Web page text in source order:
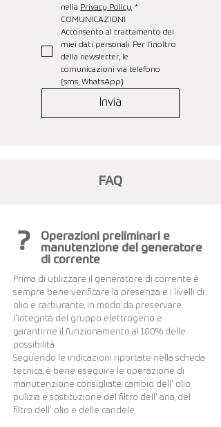
nella Privacy Policy. *
COMUNICAZIONI
Acconsento al trattamento dei
miei dati personali. Per l’inoltro
della newsletter, le
comunicazioni via telefono
(sms, WhatsApp)
Invia
FAQ
?
Operazioni preliminari e
manutenzione del generatore
di corrente
Prima di utilizzare il generatore di corrente è
sempre bene verificare la presenza e i livelli di
olio e carburante, in modo da preservare
l'integrità del gruppo elettrogeno e
garantirne il funzionamento al 100% delle
possibilità.
Seguendo le indicazioni riportate nella scheda
tecnica, è bene eseguire le operazione di
manutenzione consigliate: cambio dell' olio,
pulizia e sostituzione del filtro dell' aria, del
filtro dell' olio e delle candele.